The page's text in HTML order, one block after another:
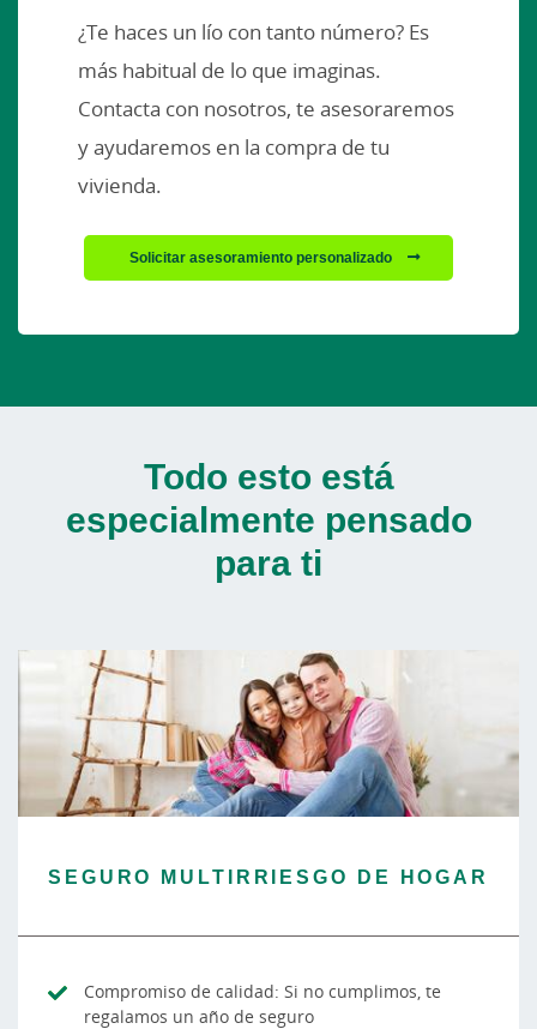
¿Te haces un lío con tanto número? Es
más habitual de lo que imaginas.
Contacta con nosotros, te asesoraremos
y ayudaremos en la compra de tu
vivienda.
Solicitar asesoramiento personalizado
Todo esto está
especialmente pensado
para ti
SEGURO MULTIRRIESGO DE HOGAR
Compromiso de calidad: Si no cumplimos, te
regalamos un año de seguro